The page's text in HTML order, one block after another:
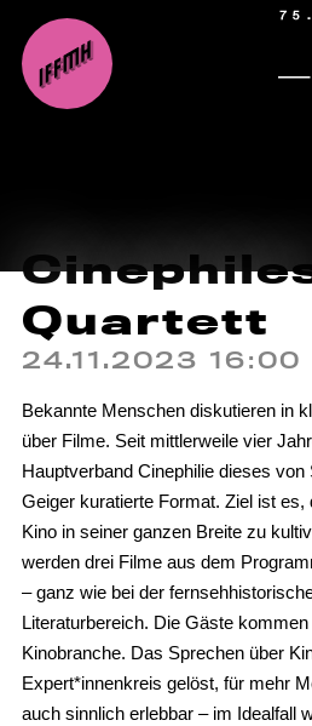
Quartett
24.11.2023 16:00
Bekannte Menschen diskutieren in
über Filme. Seit mittlerweile vier
Hauptverband Cinephilie dieses
Geiger kuratierte Format. Ziel ist es,
Kino in seiner ganzen Breite zu
werden drei Filme aus dem
– ganz wie bei der
Literaturbereich. Die Gäste
Kinobranche. Das Sprechen über
Expert*innenkreis gelöst, für mehr
auch sinnlich erlebbar – im Idealfall